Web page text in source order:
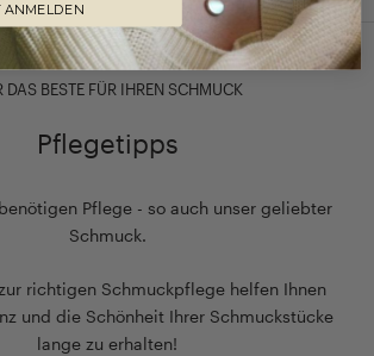
DAS BESTE FÜR IHREN SCHMUCK
Pflegetipps
Pflege - so auch unser geliebter
Schmuck.
richtigen Schmuckpflege helfen Ihnen
und die Schönheit Ihrer Schmuckstücke
lange zu erhalten!
ANMELDEN